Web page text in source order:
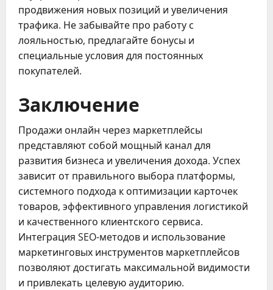
продвижения новых позиций и увеличения
трафика. Не забывайте про работу с
лояльностью, предлагайте бонусы и
специальные условия для постоянных
покупателей.
Заключение
Продажи онлайн через маркетплейсы
представляют собой мощный канал для
развития бизнеса и увеличения дохода. Успех
зависит от правильного выбора платформы,
системного подхода к оптимизации карточек
товаров, эффективного управления логистикой
и качественного клиентского сервиса.
Интеграция SEO-методов и использование
маркетинговых инструментов маркетплейсов
позволяют достигать максимальной видимости
и привлекать целевую аудиторию.